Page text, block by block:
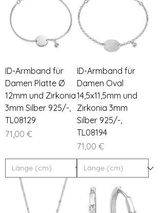
ID-Armband für
Damen Platte Ø
12mm und Zirkonia
3mm Silber 925/-,
TL08129
Preis
71,00 €
ID-Armband für
Damen Oval
14,5x11,5mm und
Zirkonia 3mm
Silber 925/-,
TL08194
Preis
71,00 €